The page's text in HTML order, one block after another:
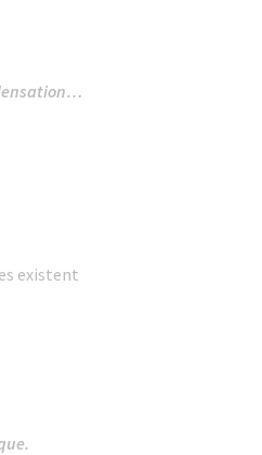
existent